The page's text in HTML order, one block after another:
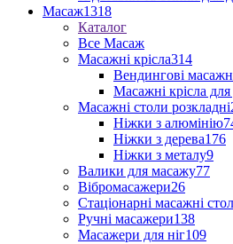
Масаж1318
Каталог
Все Масаж
Масажні крісла314
Вендингові
Масажні крісла
Масажні столи розкладні
Ніжки з алюмінію
Ніжки з дерева176
Ніжки з металу9
Валики для масажу77
Вібромасажери26
Стаціонарні масажні
Ручні масажери138
Масажери для ніг109